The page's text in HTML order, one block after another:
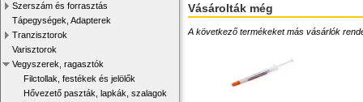
Szerszám és forrasztás
Tápegységek, Adapterek
Tranzisztorok
Varisztorok
Vegyszerek, ragasztók
Filctollak, festékek és jelölők
Hővezető paszták, lapkák, szalagok
Vásárolták még
A következő termékeket más vásárlók